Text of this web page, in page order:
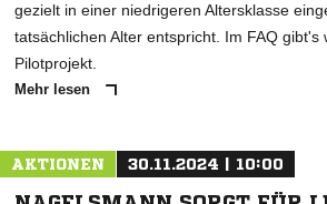
gezielt in einer niedrigeren Altersklasse
tatsächlichen Alter entspricht. Im FAQ gibt's
Pilotprojekt.
Mehr lesen
AKTIONEN 30.11.2024 | 10:00